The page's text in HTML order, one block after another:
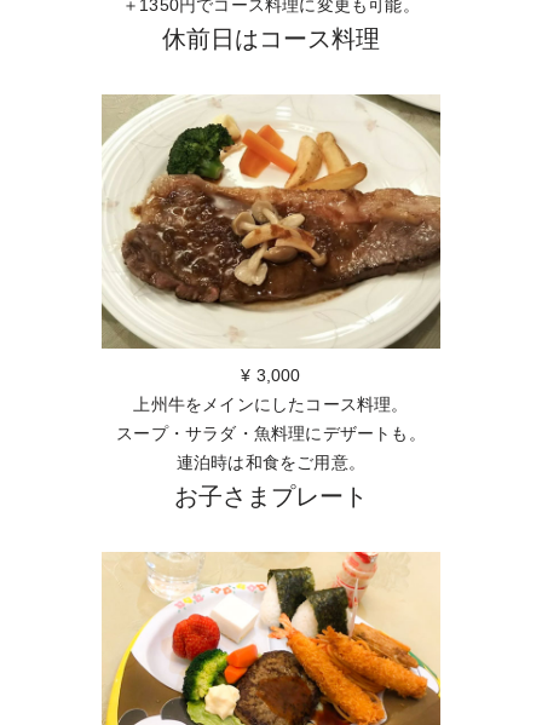
＋1350円でコース料理に変更も可能。
休前日はコース料理
¥ 3,000
上州牛をメインにしたコース料理。
スープ・サラダ・魚料理にデザートも。
連泊時は和食をご用意。
お子さまプレート